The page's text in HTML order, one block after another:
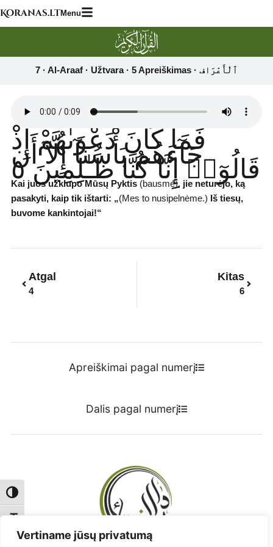
Vertiname jūsų privatumą
Toggle High Contrast
Toggle Font size
Skip
to
Koranas.ltMenu
فَمَا كَانَ دَعْوَىٰهُمْ إِذْ
جَآءَهُم بَأْسُنَآ إِلَّآ أَن
قَالُوٓا۟ إِنَّا كُنَّا ظَـٰلِمِينَ ٥
Kai juos užklupo Mūsų Pyktis(bausmė), jie neturėjo, ką
pasakyti, kaip tik ištarti: „(Mes to nusipelnėme.) Iš tiesų,
buvome kankintojai!“
Atgal
4
Kitas
6
Apreiškimai pagal numerį
Dalis pagal numerį